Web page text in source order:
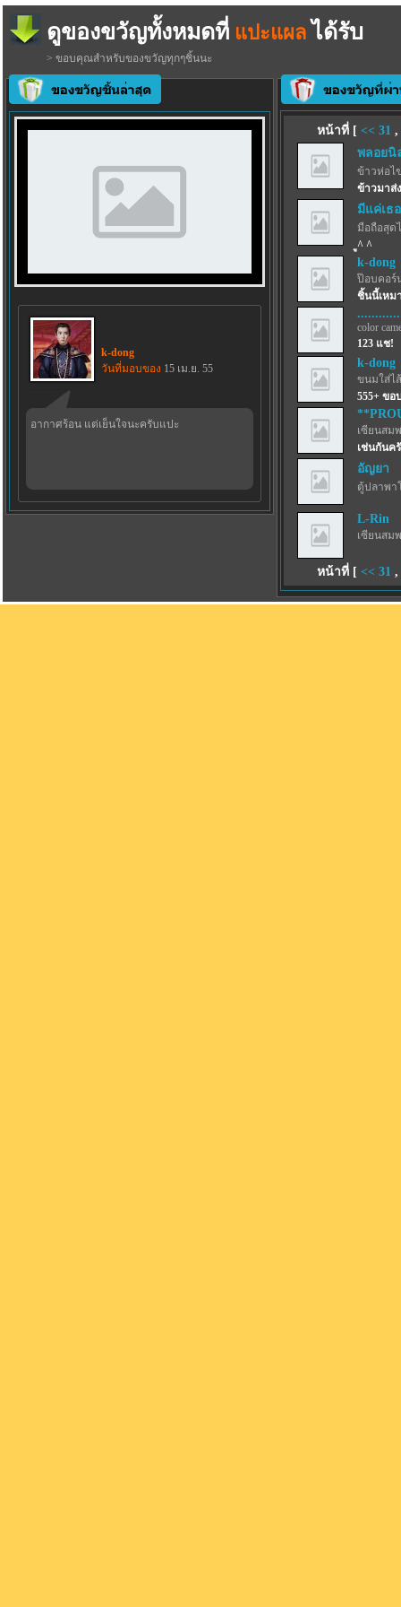
ดูของขวัญทั้งหมดที่ แปะแผล ได้รับ
> ขอบคุณสำหรับของขวัญทุกๆชิ้นนะ
k-dong
วันที่มอบของ 15 เม.ย. 55
อากาศร้อน แต่เย็นใจนะครับแปะ
หน้าที่ [ << 31 ,
พลอยนิ
ข้าวห่อไ
ข้าวมาส่
มีแค่เธ
มือถือสุด
ู^ ^
k-dong
ป๊อบคอร์
ชิ้นนี้เหม
............
color
123 แช!
k-dong
ขนมใส่ไส้
555+ ข
เซียนสม
เช่นกันค
อัญยา
ตู้ปลาพา
L-Rin
เซียนสม
หน้าที่ [ << 31 ,